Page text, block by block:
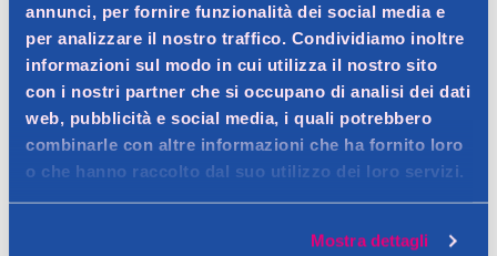
annunci, per fornire funzionalità dei social media e
per analizzare il nostro traffico. Condividiamo inoltre
informazioni sul modo in cui utilizza il nostro sito
con i nostri partner che si occupano di analisi dei dati
web, pubblicità e social media, i quali potrebbero
combinarle con altre informazioni che ha fornito loro
o che hanno raccolto dal suo utilizzo dei loro servizi.
Mostra dettagli
Dettagli prodotto
Descrizione